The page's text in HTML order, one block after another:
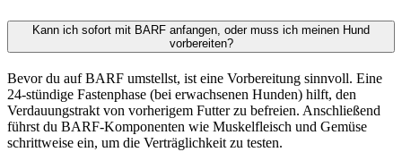
Kann ich sofort mit BARF anfangen, oder muss ich meinen Hund
vorbereiten?
Bevor du auf BARF umstellst, ist eine Vorbereitung sinnvoll. Eine
24-stündige Fastenphase (bei erwachsenen Hunden) hilft, den
Verdauungstrakt von vorherigem Futter zu befreien. Anschließend
führst du BARF-Komponenten wie Muskelfleisch und Gemüse
schrittweise ein, um die Verträglichkeit zu testen.